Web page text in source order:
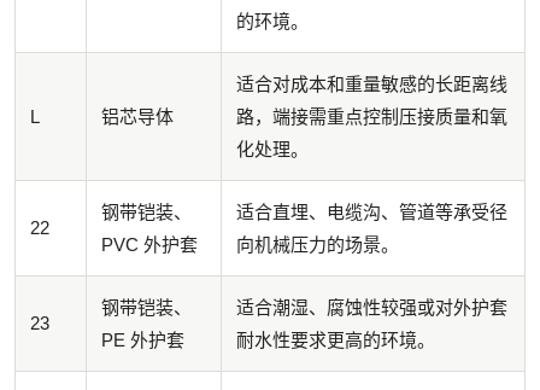
的环境。
L 铝芯导体
适合对成本和重量敏感的长距离线
路，端接需重点控制压接质量和氧
化处理。
22
钢带铠装、
PVC 外护套
适合直埋、电缆沟、管道等承受径
向机械压力的场景。
23
钢带铠装、
PE 外护套
适合潮湿、腐蚀性较强或对外护套
耐水性要求更高的环境。